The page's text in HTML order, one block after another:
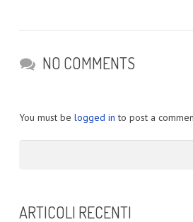
NO COMMENTS
You must be logged in to post a
ARTICOLI RECENTI